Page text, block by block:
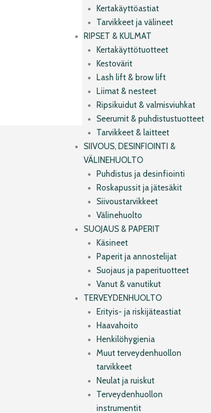
Kertakäyttöastiat
Tarvikkeet ja välineet
RIPSET & KULMAT
Kertakäyttötuotteet
Kestovärit
Lash lift & brow lift
Liimat & nesteet
Ripsikuidut & valmisviuhkat
Seerumit & puhdistustuotteet
Tarvikkeet & laitteet
SIIVOUS, DESINFIOINTI &
VÄLINEHUOLTO
Puhdistus ja desinfiointi
Roskapussit ja jätesäkit
Siivoustarvikkeet
Välinehuolto
SUOJAUS & PAPERIT
Käsineet
Paperit ja annostelijat
Suojaus ja paperituotteet
Vanut & vanutikut
TERVEYDENHUOLTO
Erityis- ja riskijäteastiat
Haavahoito
Henkilöhygienia
Muut terveydenhuollon
tarvikkeet
Neulat ja ruiskut
Terveydenhuollon
instrumentit